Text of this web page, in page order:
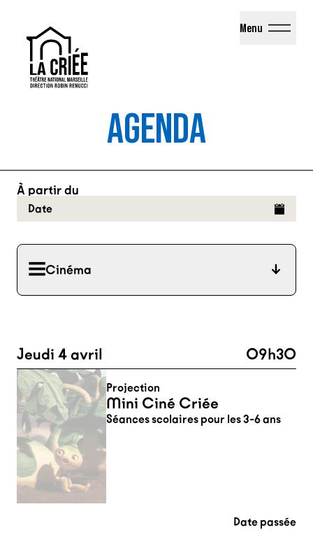
Menu
AGENDA
À partir du
Date
Cinéma
Jeudi 4 avril 09h30
Projection
Mini Ciné Criée
Séances scolaires pour les 3-6 ans
Date passée